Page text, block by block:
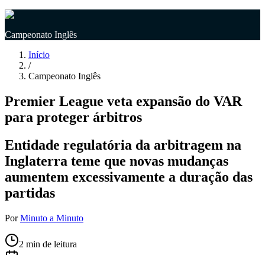
Campeonato Inglês
Início
/
Campeonato Inglês
Premier League veta expansão do VAR
para proteger árbitros
Entidade regulatória da arbitragem na
Inglaterra teme que novas mudanças
aumentem excessivamente a duração das
partidas
Por Minuto a Minuto
2 min de leitura